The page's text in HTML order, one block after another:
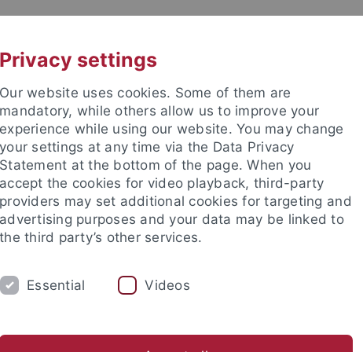
FORSCHUNG EINRICHTUNGEN
Zentren und Institute Nachwuchsförderung
Privacy settings
Our website uses cookies. Some of them are
mandatory, while others allow us to improve your
experience while using our website. You may change
your settings at any time via the Data Privacy
Statement at the bottom of the page. When you
accept the cookies for video playback, third-party
providers may set additional cookies for targeting and
advertising purposes and your data may be linked to
the third party’s other services.
Essential Videos